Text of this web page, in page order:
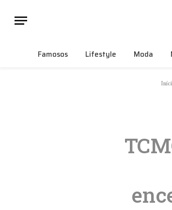
Famosos Lifestyle Moda